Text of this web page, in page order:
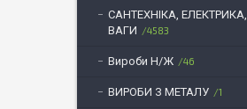
САНТЕХНІКА, ЕЛЕКТРИКА,
ВАГИ
4583
Вироби Н/Ж 46
ВИРОБИ З МЕТАЛУ 1